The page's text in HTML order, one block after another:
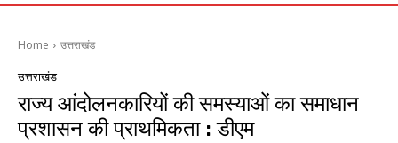
Home उत्तराखंड
उत्तराखंड
राज्य आंदोलनकारियों की समस्याओं का समाधान
प्रशासन की प्राथमिकता : डीएम